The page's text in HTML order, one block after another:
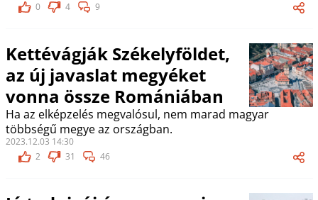
0
4 9
Kettévágják Székelyföldet,
az új javaslat megyéket
vonna össze Romániában
Ha az elképzelés megvalósul, nem marad magyar
többségű megye az országban.
2023.12.03 14:30
2
31 46